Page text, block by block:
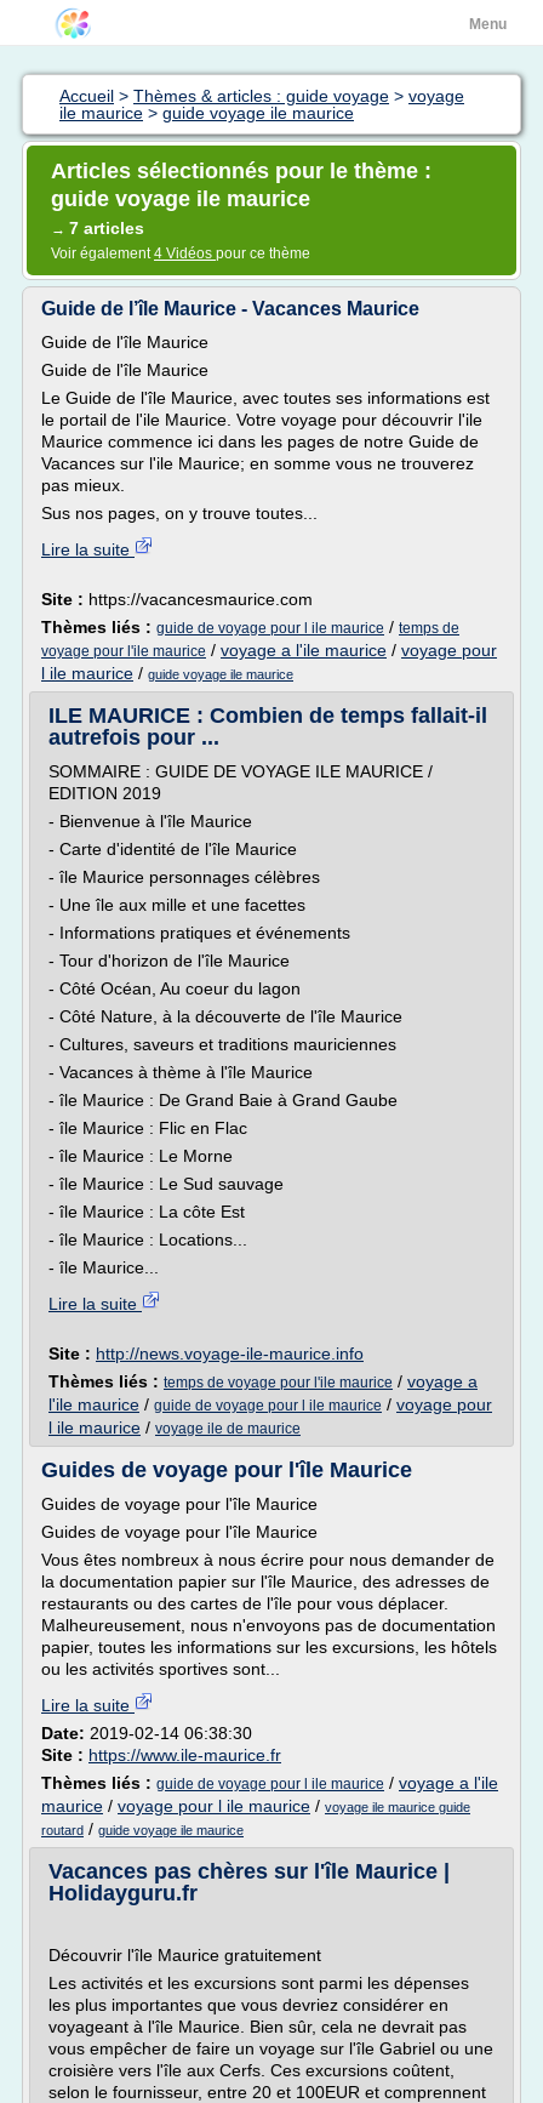
Menu
Accueil > Thèmes & articles : guide voyage > voyage
ile maurice > guide voyage ile maurice
Articles sélectionnés pour le thème :
guide voyage ile maurice
→ 7 articles
Voir également4 Vidéos pour ce thème
Guide de l’île Maurice - Vacances Maurice
Guide de l'île Maurice
Guide de l'île Maurice
Le Guide de l'île Maurice, avec toutes ses informations est
le portail de l'ile Maurice. Votre voyage pour découvrir l'ile
Maurice commence ici dans les pages de notre Guide de
Vacances sur l'ile Maurice; en somme vous ne trouverez
pas mieux.
Sus nos pages, on y trouve toutes...
Lire la suite
Site : https://vacancesmaurice.com
Thèmes liés : guide de voyage pour l ile maurice / temps de
voyage pour l'ile maurice / voyage a l'ile maurice / voyage pour
l ile maurice / guide voyage ile maurice
ILE MAURICE : Combien de temps fallait-il
autrefois pour ...
SOMMAIRE : GUIDE DE VOYAGE ILE MAURICE /
EDITION 2019
- Bienvenue à l'île Maurice
- Carte d'identité de l'île Maurice
- île Maurice personnages célèbres
- Une île aux mille et une facettes
- Informations pratiques et événements
- Tour d'horizon de l'île Maurice
- Côté Océan, Au coeur du lagon
- Côté Nature, à la découverte de l'île Maurice
- Cultures, saveurs et traditions mauriciennes
- Vacances à thème à l'île Maurice
- île Maurice : De Grand Baie à Grand Gaube
- île Maurice : Flic en Flac
- île Maurice : Le Morne
- île Maurice : Le Sud sauvage
- île Maurice : La côte Est
- île Maurice : Locations...
- île Maurice...
Lire la suite
Site : http://news.voyage-ile-maurice.info
Thèmes liés : temps de voyage pour l'ile maurice / voyage a
l'ile maurice / guide de voyage pour l ile maurice / voyage pour
l ile maurice / voyage ile de maurice
Guides de voyage pour l'île Maurice
Guides de voyage pour l'île Maurice
Guides de voyage pour l'île Maurice
Vous êtes nombreux à nous écrire pour nous demander de
la documentation papier sur l'île Maurice, des adresses de
restaurants ou des cartes de l'île pour vous déplacer.
Malheureusement, nous n'envoyons pas de documentation
papier, toutes les informations sur les excursions, les hôtels
ou les activités sportives sont...
Lire la suite
Date: 2019-02-14 06:38:30
Site : https://www.ile-maurice.fr
Thèmes liés : guide de voyage pour l ile maurice / voyage a l'ile
maurice / voyage pour l ile maurice / voyage ile maurice guide
routard / guide voyage ile maurice
Vacances pas chères sur l'île Maurice |
Holidayguru.fr
Découvrir l'île Maurice gratuitement
Les activités et les excursions sont parmi les dépenses
les plus importantes que vous devriez considérer en
voyageant à l'île Maurice. Bien sûr, cela ne devrait pas
vous empêcher de faire un voyage sur l'île Gabriel ou une
croisière vers l'île aux Cerfs. Ces excursions coûtent,
selon le fournisseur, entre 20 et 100EUR et comprennent